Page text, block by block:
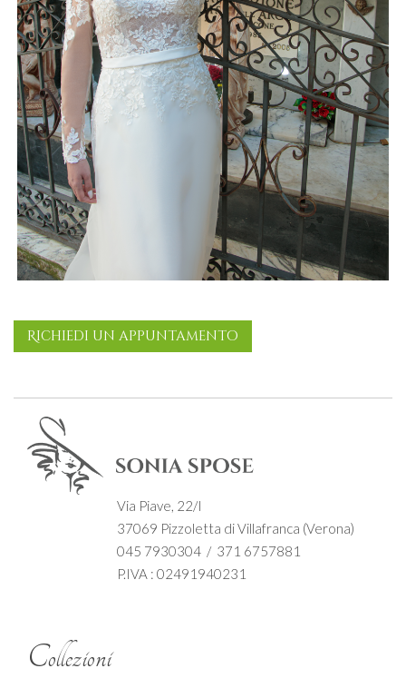
Richiedi un appuntamento
Via Piave, 22/I
37069 Pizzoletta di Villafranca (Verona)
045 7930304 / 371 6757881
P.IVA : 02491940231
Collezioni